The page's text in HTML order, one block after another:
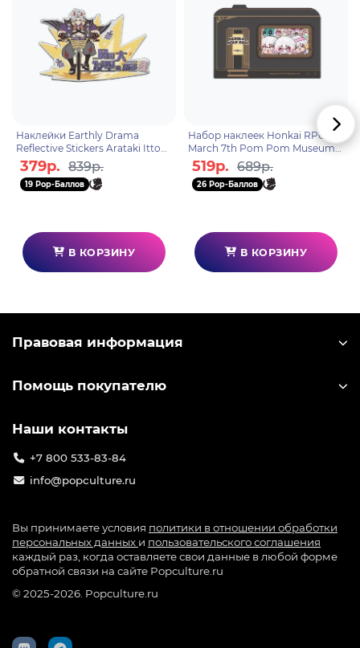
своего селения и сильнейшим ниндзя. Чтобы
добиться уважения окружающих, ему предстоит
пройти через тысячи препятствий: экзамены
ниндзя, различные миссии и сражения.
Наклейки Earthly Drama
Reflective Stickers Arataki Itto
6975213680247
379р. 839р.
19 Pop-Баллов
В КОРЗИНУ
Набор наклеек Honkai RPG
March 7th Pom Pom Museum
6976525004974
519р. 689р.
26 Pop-Баллов
В КОРЗИНУ
Правовая информация
Помощь покупателю
Наши контакты
+7 800 533-83-84
info@popculture.ru
Вы принимаете условия политики в отношении обработки
персональных данных и пользовательского соглашения
каждый раз, когда оставляете свои данные в любой форме
обратной связи на сайте Popculture.ru
© 2025-2026. Popculture.ru